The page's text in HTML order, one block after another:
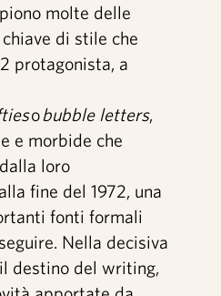
molte delle
di stile che
protagonista, a
obubble letters,
e morbide che
loro
fine del 1972, una
fonti formali
Nella decisiva
destino del writing,